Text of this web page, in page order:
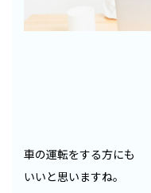
車の運転をする方にも
いいと思いますね。